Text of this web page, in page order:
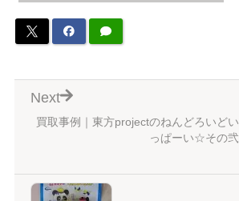
買取事例｜東方projectのねんどろいどい
っぱーい☆その弐
Next